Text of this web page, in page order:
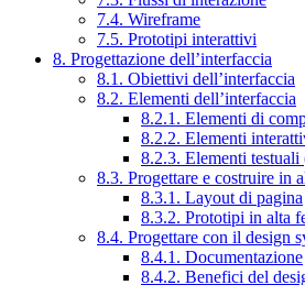
7.4. Wireframe
7.5. Prototipi interattivi
8. Progettazione dell’interfaccia
8.1. Obiettivi dell’interfaccia
8.2. Elementi dell’interfaccia
8.2.1. Elementi di
8.2.2. Elementi
8.2.3. Elementi testuali
8.3. Progettare e costruire in
8.3.1. Layout di pagina
8.3.2. Prototipi in alta
8.4. Progettare con il design
8.4.1. Documentazione
8.4.2. Benefici del